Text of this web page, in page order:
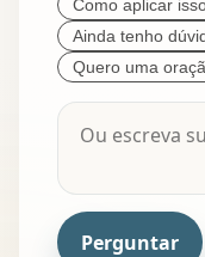
Como aplicar
Ainda tenho
Quero uma
Perguntar